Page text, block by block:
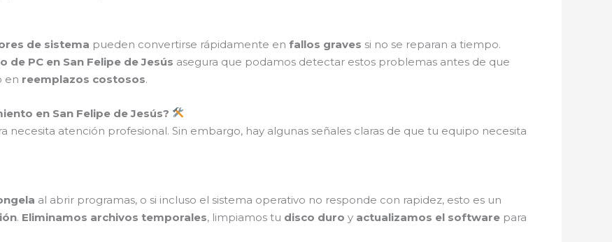
de sistema pueden convertirse rápidamente en fallos graves si no se reparan a tiempo.
PC en San Felipe de Jesús asegura que podamos detectar estos problemas antes de que
en reemplazos costosos.
en San Felipe de Jesús?
necesita atención profesional. Sin embargo, hay algunas señales claras de que tu equipo necesita
al abrir programas, o si incluso el sistema operativo no responde con rapidez, esto es un
. Eliminamos archivos temporales, limpiamos tu disco duro y actualizamos el software para